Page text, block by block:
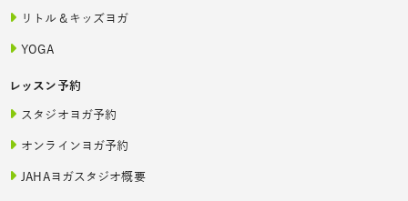
リトル＆キッズヨガ
YOGA
レッスン予約
スタジオヨガ予約
オンラインヨガ予約
JAHAヨガスタジオ概要